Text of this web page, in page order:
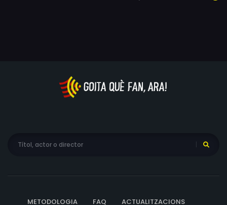
METODOLOGIA FAQ ACTUALITZACIONS